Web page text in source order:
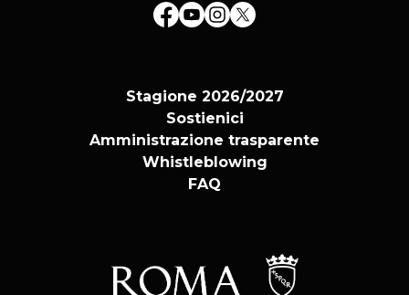
Stagione 2026/2027
Sostienici
Amministrazione trasparente
Whistleblowing
FAQ